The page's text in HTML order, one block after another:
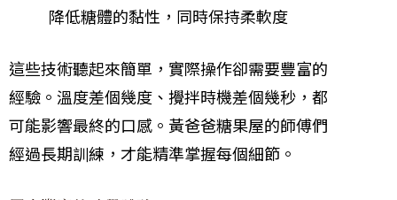
降低糖體的黏性，同時保持柔軟度
這些技術聽起來簡單，實際操作卻需要豐富的
經驗。溫度差個幾度、攪拌時機差個幾秒，都
可能影響最終的口感。黃爸爸糖果屋的師傅們
經過長期訓練，才能精準掌握每個細節。